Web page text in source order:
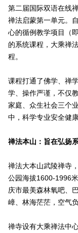
第二届国际双语在线
禅法启蒙第一单元。
心的循例教学项目（
的系统课程，大乘禅
程。
课程打通了佛学、禅
学、操作严谨，不仅
家庭、众生社会三个
中，科学专业安全健康
禅法本山：旨在弘扬
禅法大本山武陵禅寺
公园海拔1600-1996
庆市最美森林氧吧、
嶂、林海茫茫，空气
禅寺设有大乘禅法中